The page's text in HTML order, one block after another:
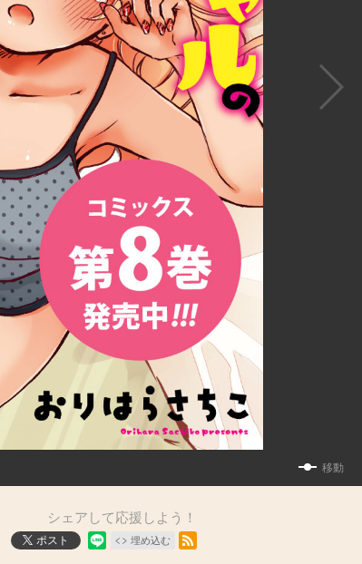
移動
シェアして応援しよう！
ポスト 埋め込む